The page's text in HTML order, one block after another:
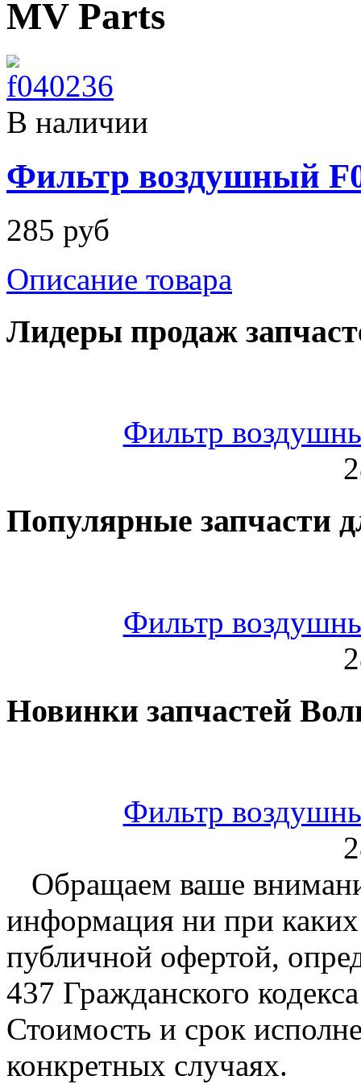
MV Parts
В наличии
Фильтр воздушный
285 руб
Описание товара
Лидеры продаж
Фильтр
Популярные запчасти
Фильтр
Новинки запчастей
Фильтр
Обращаем ваше
информация ни при каких
публичной офертой,
437 Гражданского
Стоимость и срок
конкретных случаях.